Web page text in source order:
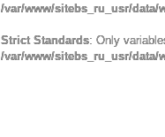
/var/www/sitebs_ru_usr/
Strict Standards: Only
/var/www/sitebs_ru_usr/